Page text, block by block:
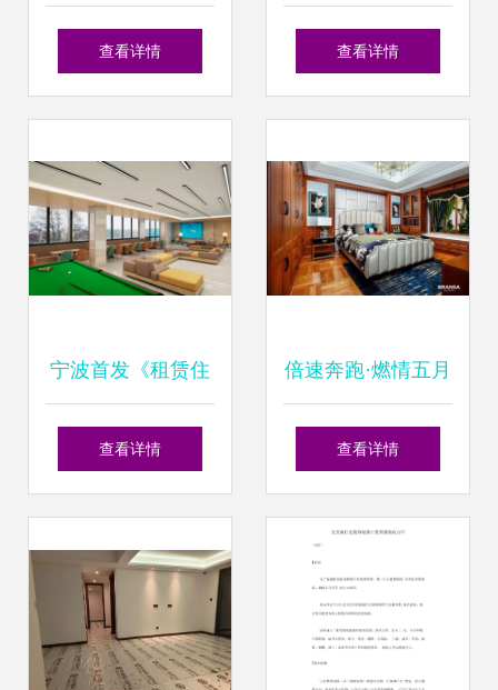
感 私人住宅吊顶与
集锦
查看详情
手共创新标，勇攀
年伟业
查看详情
宁波首发《租赁住
房设计导则》，引
装修规范新标准
查看详情
倍速奔跑·燃情五月
布兰莎全屋定制全
月新开24家门店赋
能美好家居
查看详情